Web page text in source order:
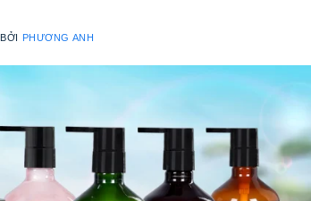
BỞI PHƯƠNG ANH